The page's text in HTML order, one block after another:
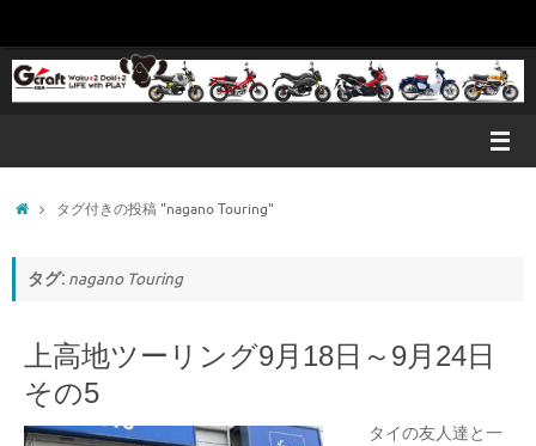
テ
ス
ホ
タグ付きの投稿 "nagano Touring"
タグ: nagano Touring
上高地ツーリング9月18日～9月24日
その5
タイの友人達と一